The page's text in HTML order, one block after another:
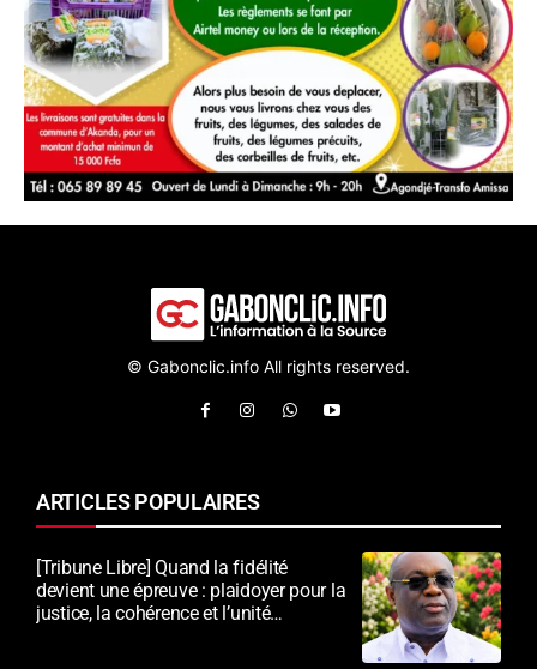
© Gabonclic.info All rights reserved.
ARTICLES POPULAIRES
[Tribune Libre] Quand la fidélité
devient une épreuve : plaidoyer pour la
justice, la cohérence et l’unité